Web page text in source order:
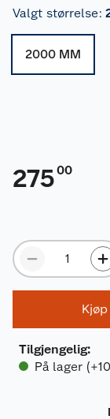
Valgt størrelse:
2000 MM
27500
Kjøp
Tilgjengelig:
På lager